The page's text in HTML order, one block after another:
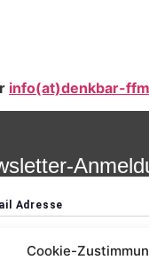
Cookie-
info(at)denkbar-